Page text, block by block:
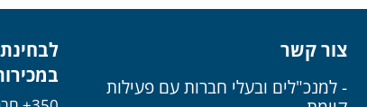
צור קשר
- למנכ"לים ובעלי חברות עם פעילות